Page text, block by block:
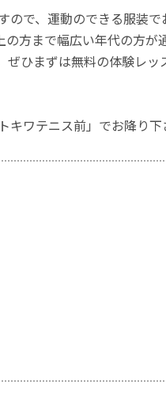
で、運動のできる服装
方まで幅広い年代の方が
ぜひまずは無料の体験レ
ワテニス前」でお降り下